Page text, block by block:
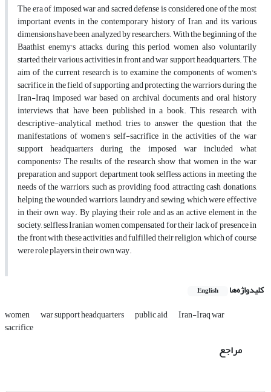
The era of imposed war and sacred defense is considered one of the most
important events in the contemporary history of Iran, and its various
dimensions have been analyzed by researchers. With the beginning of the
Baathist enemy's attacks, during this period, women also voluntarily
started their various activities in front and war support headquarters. The
aim of the current research is to examine the components of women's
sacrifice in the field of supporting and protecting the warriors during the
Iran-Iraq imposed war based on archival documents and oral history
interviews that have been published in a book. This research, with
descriptive-analytical method, tries to answer the question that the
manifestations of women's self-sacrifice in the activities of the war
support headquarters during the imposed war included what
components? The results of the research show that women in the war
preparation and support department took selfless actions in meeting the
needs of the warriors, such as providing food, attracting cash donations,
helping the wounded warriors, laundry and sewing, which were effective
in their own way. By playing their role and as an active element in the
society, selfless Iranian women compensated for their lack of presence in
the front with these activities and fulfilled their religion, which of course
were role players in their own way.
کلیدواژه‌ها English
women war support headquarters public aid Iran-Iraq war
sacrifice
مراجع